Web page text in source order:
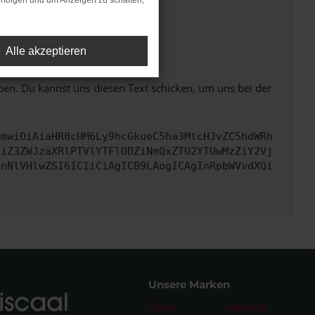
unterstützt werden.
Du kannst uns diesen Text schicken, um uns bei der
Unsere Marken
Ford
Renault
Alle akzeptieren